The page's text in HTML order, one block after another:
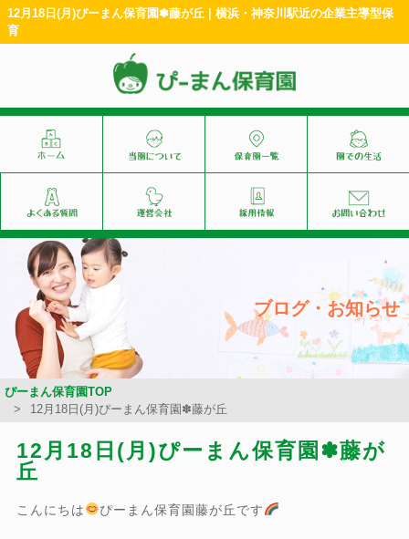
12月18日(月)ぴーまん保育園✽藤が丘 | 横浜・神奈川駅近の企業主導型保
育
ブログ・お知らせ
ぴーまん保育園TOP
12月18日(月)ぴーまん保育園✽藤が丘
12月18日(月)ぴーまん保育園✽藤が
丘
こんにちは ぴーまん保育園藤が丘です